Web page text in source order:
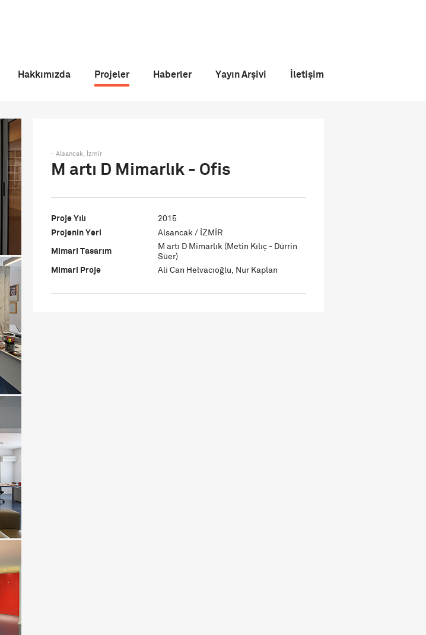
Hakkımızda Projeler Haberler Yayın Arşivi İletişim
- Alsancak, İzmir
M artı D Mimarlık - Ofis
Proje Yılı 2015
Projenin Yeri Alsancak / İZMİR
Mimari Tasarım
M artı D Mimarlık (Metin Kılıç - Dürrin
Süer)
Mimari Proje Ali Can Helvacıoğlu, Nur Kaplan